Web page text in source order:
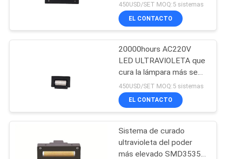
agua industrial
Luz germicida
ULTRAVIOLETA del
LED
395nm 50w que cura la
luz
450USD/SET MOQ:5 sistemas
EL CONTACTO
20000hours AC220V
LED ULTRAVIOLETA que
cura la lámpara más seca
ULTRAVIOLETA de la
lámpara 120W LED
450USD/SET MOQ:5 sistemas
EL CONTACTO
Sistema de curado
ultravioleta del poder
más elevado SMD3535